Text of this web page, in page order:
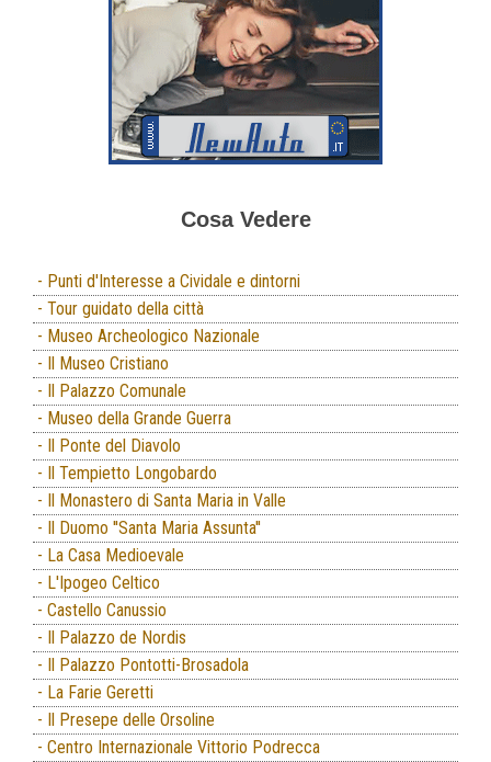
Cosa Vedere
- Punti d'Interesse a Cividale e dintorni
- Tour guidato della città
- Museo Archeologico Nazionale
- Il Museo Cristiano
- Il Palazzo Comunale
- Museo della Grande Guerra
- Il Ponte del Diavolo
- Il Tempietto Longobardo
- Il Monastero di Santa Maria in Valle
- Il Duomo ''Santa Maria Assunta''
- La Casa Medioevale
- L'Ipogeo Celtico
- Castello Canussio
- Il Palazzo de Nordis
- Il Palazzo Pontotti-Brosadola
- La Farie Geretti
- Il Presepe delle Orsoline
- Centro Internazionale Vittorio Podrecca